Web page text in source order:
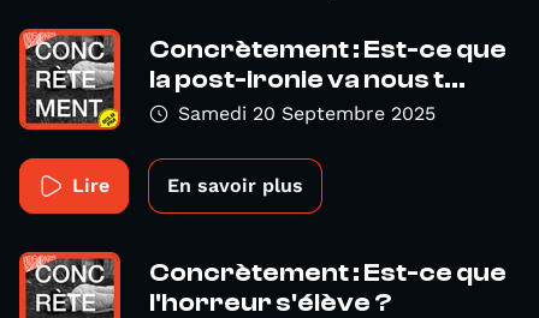
Concrètement : Est-ce que
la post-ironie va nous t...
Samedi 20 Septembre 2025
Lire En savoir plus
Concrètement : Est-ce que
l'horreur s'élève ?